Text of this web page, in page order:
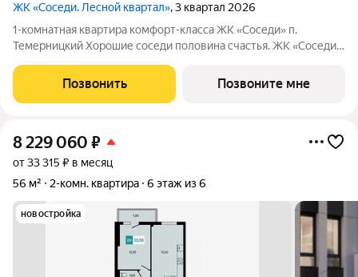
ЖК «Соседи. Лесной квартал», 3 квартал 2026
1-комнатная квартира комфорт-класса ЖК «Соседи» п.
Темерницкий Хорошие соседи половина счастья. ЖК «Соседи»
леса, приватность и добрососедство становятся вашей
повседневностью. О доме:
Позвонить Позвоните мне
8 229 060 ₽
от 33 315 ₽ в месяц
56 м²
2-комн. квартира 6 этаж из 6
новостройка